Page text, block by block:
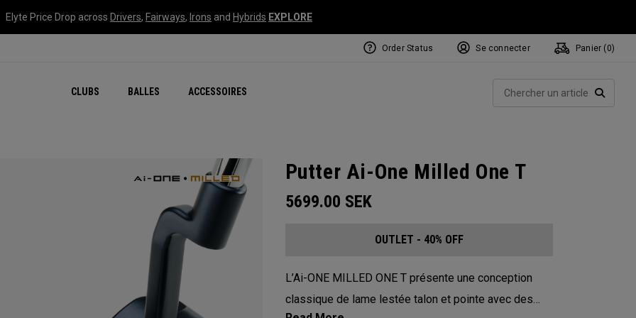
Elyte Price Drop across Drivers, Fairways, Irons and Hybrids EXPLORE
CLUBS BALLES ACCESSOIRES
Order Status Se connecter Panier ( 0)
Putter Ai-One Milled One T
5699.00 SEK
OUTLET - 40% OFF
L’Ai-ONE MILLED ONE T présente une conception
classique de lame lestée talon et pointe avec des